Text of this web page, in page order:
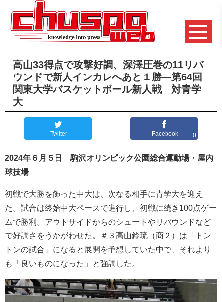
高山33得点で攻撃好調、深澤圧巻の11リバ
ウンドで新人インカレへあと１勝―第64回
関東大学バスケットボール新人戦 対青学
大
Twitter Facebook 0
2024年６月５日 駒沢オリンピック公園総合運動場・屋内
球技場
初戦で大勝を飾った中大は、次なる相手に青学大を迎え
た。試合は終始中大ペースで進行し、初戦に続き100点ゲー
ムで勝利。アウトサイドからのシュートやリバウンドなど
で好調さをうかがわせた。＃３高山鈴琉（商２）は「トン
トンの試合」になると展開を予想していた中で、それより
も「良いものになった」と強調した。